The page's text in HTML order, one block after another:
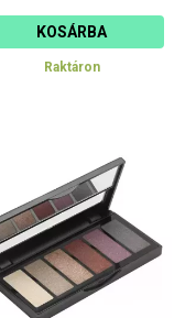
KOSÁRBA
Raktáron